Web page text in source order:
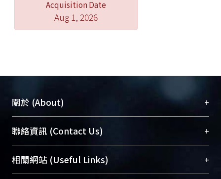
Acquisition Date
Aug 1, 2026
關於 (About) +
臺大位居世界頂尖大學之列，為永久珍藏及向國際
展現本校豐碩的研究成果及學術能量，圖書館整合
機構典藏（NTUR）與學術庫（AH）不同功能平
台，成為臺大學術典藏NTU scholars。期能整合研
聯絡資訊 (Contact Us) +
總館學科館員(Main Library)
醫學圖書館學科館員(Medical Library)
相關網站 (Useful Links) +